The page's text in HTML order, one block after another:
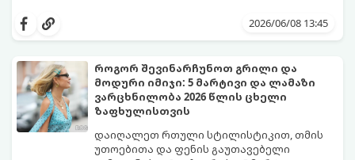
აქცენტს აკეთებენ კომფორტის,
გაძლევთ იყოთ მაქსიმალურად თამამი,
კომფორტულად იგრძნოთ. გაიგეთ,
რომელი საცურაო კოსტიუმები იქნება 2026
წლის ზაფხულის მთავარი ჰიტი:
2026/06/08 13:45
როგორ შევინარჩუნოთ გრილი და
მოდური იმიჯი: 5 მარტივი და ლამაზი
ვარცხნილობა 2026 წლის ცხელი
ზაფხულისთვის
დაიღალეთ რთული სტილისტიკით, თმის
უთოებითა და ფენის გაუთავებელი